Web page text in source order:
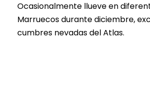
Ocasionalmente llueve en
Marruecos durante diciembre,
cumbres nevadas del Atlas.